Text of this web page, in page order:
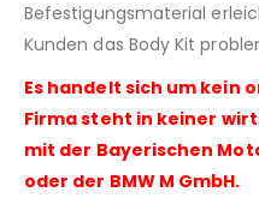
Befestigungsmaterial
Kunden das Body Kit
Es handelt sich um kein
Firma steht in keiner
mit der Bayerischen
oder der BMW M GmbH.